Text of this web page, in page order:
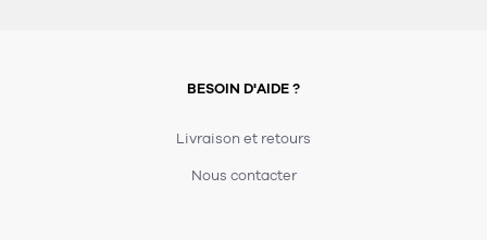
BESOIN D'AIDE ?
Livraison et retours
Nous contacter